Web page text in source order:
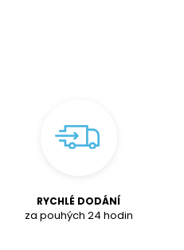
RYCHLÉ DODÁNÍ
za pouhých 24 hodin